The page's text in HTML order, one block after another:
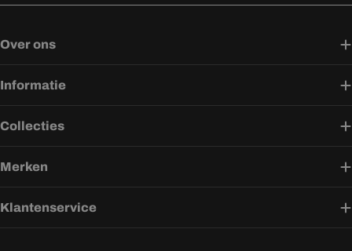
Over ons
Informatie
Collecties
Merken
Klantenservice